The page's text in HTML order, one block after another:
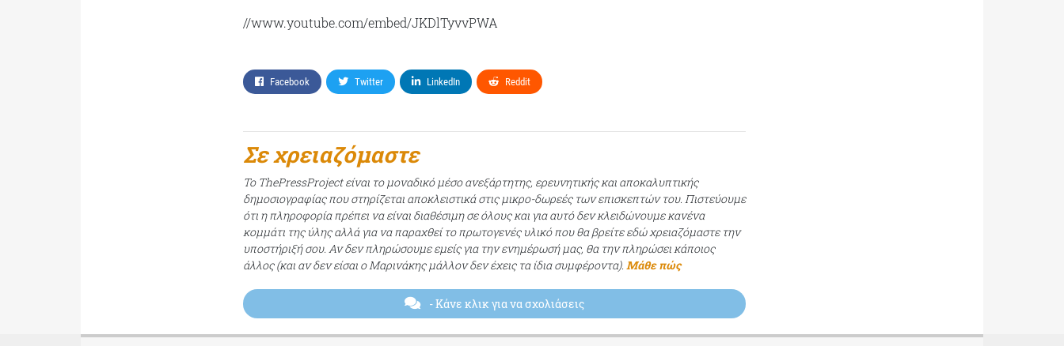
//www.youtube.com/embed/JKDlTyvvPWA
Facebook Twitter LinkedIn Reddit
Σε χρειαζόμαστε
Το ThePressProject είναι το μοναδικό μέσο ανεξάρτητης, ερευνητικής και αποκαλυπτικής
δημοσιογραφίας που στηρίζεται αποκλειστικά στις μικρο-δωρεές των επισκεπτών του. Πιστεύουμε
ότι η πληροφορία πρέπει να είναι διαθέσιμη σε όλους και για αυτό δεν κλειδώνουμε κανένα
κομμάτι της ύλης αλλά για να παραχθεί το πρωτογενές υλικό που θα βρείτε εδώ χρειαζόμαστε την
υποστήριξή σου. Αν δεν πληρώσουμε εμείς για την ενημέρωσή μας, θα την πληρώσει κάποιος
άλλος (και αν δεν είσαι ο Μαρινάκης μάλλον δεν έχεις τα ίδια συμφέροντα). Μάθε πώς
- Κάνε κλικ για να σχολιάσεις